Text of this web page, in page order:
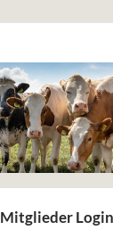
Mitglieder Login